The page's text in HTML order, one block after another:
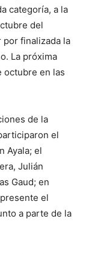
categoría, a la
del
finalizada la
La próxima
octubre en las
de la
el
Ayala; el
Julián
Gaud; en
el
a parte de la